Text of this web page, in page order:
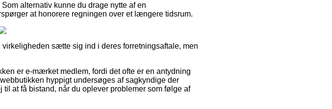
alternativ kunne du drage nytte af en
at honorere regningen over et længere tidsrum.
sætte sig ind i deres forretningsaftale, men
er e-mærket medlem, fordi det ofte er en antydning
hyppigt undersøges af sagkyndige der
at få bistand, når du oplever problemer som følge af